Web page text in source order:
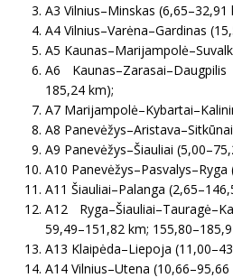
A3 Vilnius–Minskas (6,65–32,91
A4 Vilnius–Varėna–Gardinas
A5
A6
185,24 km);
A7
A8
A9 Panevėžys–Šiauliai
A10
A11 Šiauliai–Palanga
A12
59,49–151,82 km;
A13 Klaipėda–Liepoja
A14 Vilnius–Utena (10,66–95,66